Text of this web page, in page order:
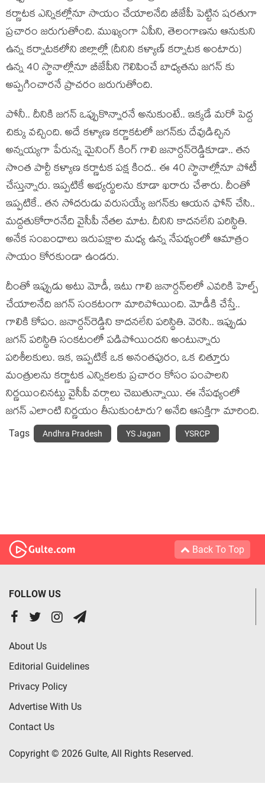
క‌ర్ణాట‌క ఎన్నిక‌ల్లోనూ సాయం చేయాల‌నేది బీజేపీ పెట్టిన ష‌ర‌తుగా
ప్ర‌చారం జ‌రుగుతోంది. ముఖ్యంగా ఏపీని, తెలంగాణ‌ను ఆనుకుని
ఉన్న క‌ర్నాట‌క‌లోని జిల్లాల్లో (దీనిని క‌ళ్యాణ్ క‌ర్నాట‌క అంటారు)
ఉన్న 40 స్థానాల్లోనూ బీజేపీని గెలిపించే బాధ్య‌త‌ను జ‌గ‌న్ కు
అప్ప‌గించార‌నే ప్రాచ‌రం జ‌రుగుతోంది.
పోనీ.. దీనికి జ‌గ‌న్ ఒప్పుకొన్నార‌నే అనుకుంటే.. ఇక్క‌డే మ‌రో పెద్ద
చిక్కు వ‌చ్చింది. అదే క‌ళ్యాణ క‌ర్ణాక‌ట‌లో జ‌గ‌న్‌కు దేవుడిచ్చిన
అన్న‌య్య‌గా పేరున్న మైనింగ్ కింగ్ గాలి జ‌నార్ద‌న్‌రెడ్డికూడా.. త‌న
సొంత పార్టీ క‌ళ్యాణ క‌ర్ణాట‌క ప‌క్ష కింద‌.. ఈ 40 స్థానాల్లోనూ పోటీ
చేస్తున్నారు. ఇప్ప‌టికే అభ్య‌ర్థుల‌ను కూడా ఖ‌రారు చేశారు. దీంతో
ఇప్ప‌టికే.. త‌న సోద‌రుడు వ‌రుస‌య్యే జ‌గ‌న్‌కు ఆయ‌న ఫోన్ చేసి..
మ‌ద్ద‌తుకోరార‌నేది వైసీపీ నేత‌ల మాట‌. దీనిని కాద‌న‌లేని ప‌రిస్థితి.
అనేక సంబంధాలు ఇరుప‌క్షాల మ‌ధ్య ఉన్న నేప‌థ్యంలో ఆమాత్రం
సాయం కోర‌కుండా ఉండ‌రు.
దీంతో ఇప్పుడు అటు మోడీ, ఇటు గాలి జ‌నార్ద‌న్‌ల‌లో ఎవ‌రికి హెల్ప్
చేయాల‌నేది జ‌గ‌న్ సంక‌టంగా మారిపోయింది. మోడీకి చేస్తే..
గాలికి కోపం. జ‌నార్ద‌న్‌రెడ్డిని కాద‌న‌లేని ప‌రిస్థితి. వెర‌సి.. ఇప్పుడు
జ‌గ‌న్ ప‌రిస్థితి సంక‌టంలో ప‌డిపోయింద‌ని అంటున్నారు
ప‌రిశీల‌కులు. ఇక‌, ఇప్ప‌టికే ఒక అనంత‌పురం, ఒక చిత్తూరు
మంత్రుల‌ను క‌ర్ణాట‌క ఎన్నిక‌ల‌కు ప్ర‌చారం కోసం పంపాల‌ని
నిర్ణ‌యించిన‌ట్టు వైసీపీ వ‌ర్గాలు చెబుతున్నాయి. ఈ నేప‌థ్యంలో
జ‌గ‌న్ ఎలాంటి నిర్ణ‌యం తీసుకుంటారు? అనేది ఆస‌క్తిగా మారింది.
Tags Andhra Pradesh YS Jagan YSRCP
Back To Top
FOLLOW US
About Us
Editorial Guidelines
Privacy Policy
Advertise With Us
Contact Us
Copyright © 2026 Gulte, All Rights Reserved.